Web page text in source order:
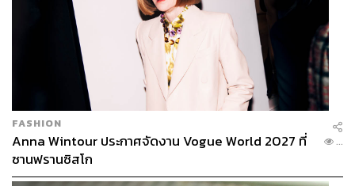
FASHION
Anna Wintour ประกาศจัดงาน Vogue World 2027 ที่
ซานฟรานซิสโก
...